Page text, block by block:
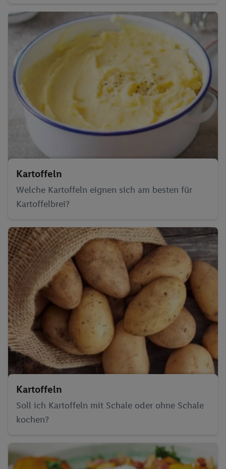
Kartoffeln
Welche Kartoffeln eignen sich am besten für
Kartoffelbrei?
Kartoffeln
Soll ich Kartoffeln mit Schale oder ohne Schale
kochen?